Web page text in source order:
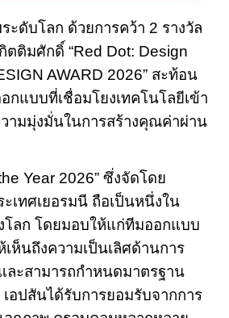
ะดับโลก ด้วยการคว้า 2 รางวัล
ตติมศักดิ์ “Red Dot: Design
AWARD 2026” สะท้อน
แบบที่เชื่อมโยงเทคโนโลยีเข้า
ามมุ่งมั่นในการสร้างคุณค่าผ่าน
Year 2026” ซึ่งจัดโดย
ะเทศเยอรมนี ถือเป็นหนึ่งใน
โลก โดยมอบให้แก่ทีมออกแบบ
ห็นถึงความเป็นเลิศด้านการ
ละสามารถกำหนดมาตรฐาน
ปสันได้รับการยอมรับจากการ